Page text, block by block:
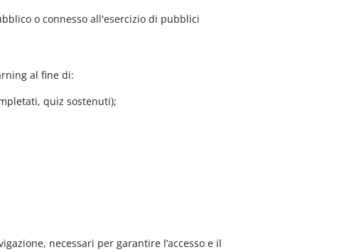
o connesso all'esercizio di pubblici
al fine di:
quiz sostenuti);
necessari per garantire l’accesso e il